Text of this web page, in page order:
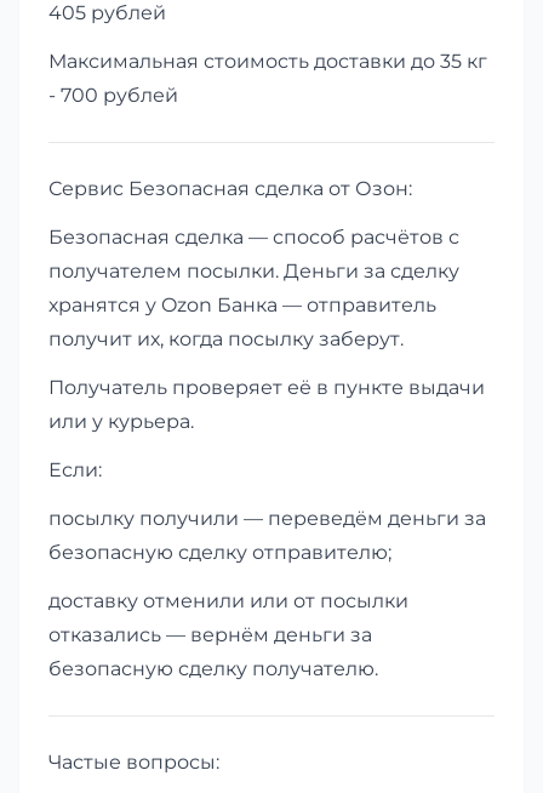
405 рублей
Максимальная стоимость доставки до 35 кг
- 700 рублей
Сервис Безопасная сделка от Озон:
Безопасная сделка — способ расчётов с
получателем посылки. Деньги за сделку
хранятся у Ozon Банка — отправитель
получит их, когда посылку заберут.
Получатель проверяет её в пункте выдачи
или у курьера.
Если:
посылку получили — переведём деньги за
безопасную сделку отправителю;
доставку отменили или от посылки
отказались — вернём деньги за
безопасную сделку получателю.
Частые вопросы: